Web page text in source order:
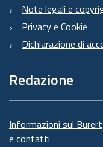
Note legali e
Privacy e Cookie
Dichiarazione di
Redazione
Informazioni sul Burert
e contatti